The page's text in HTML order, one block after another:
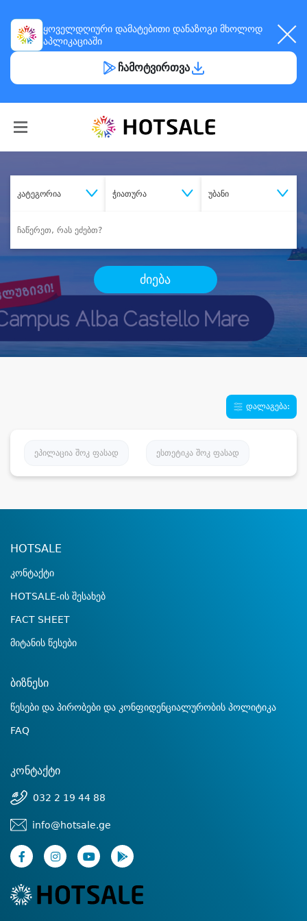
ყოველდღიური დამატებითი დანაზოგი მხოლოდ
აპლიკაციაში
ჩამოტვირთვა
კატეგორია ჭიათურა უბანი
ძიება
დალაგება:
ეპილაცია შოკ ფასად ესთეტიკა შოკ ფასად
HOTSALE
კონტაქტი
HOTSALE-ის შესახებ
FACT SHEET
მიტანის წესები
ბიზნესი
წესები და პირობები და კონფიდენციალურობის პოლიტიკა
FAQ
კონტაქტი
032 2 19 44 88
info@hotsale.ge